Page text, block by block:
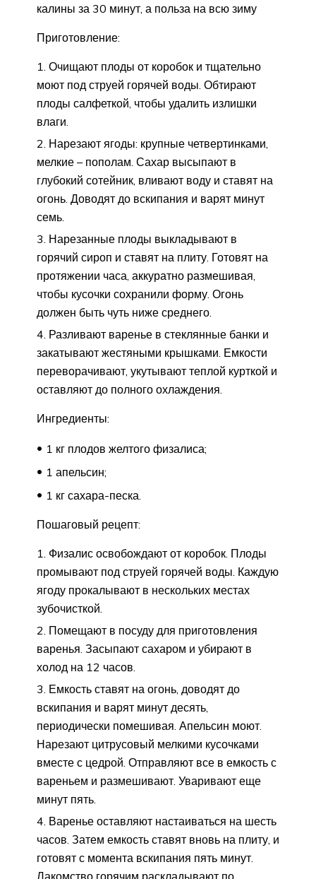
калины за 30 минут, а польза на всю зиму
Приготовление:
Очищают плоды от коробок и тщательно
моют под струей горячей воды. Обтирают
плоды салфеткой, чтобы удалить излишки
влаги.
Нарезают ягоды: крупные четвертинками,
мелкие – пополам. Сахар высыпают в
глубокий сотейник, вливают воду и ставят на
огонь. Доводят до вскипания и варят минут
семь.
Нарезанные плоды выкладывают в
горячий сироп и ставят на плиту. Готовят на
протяжении часа, аккуратно размешивая,
чтобы кусочки сохранили форму. Огонь
должен быть чуть ниже среднего.
Разливают варенье в стеклянные банки и
закатывают жестяными крышками. Емкости
переворачивают, укутывают теплой курткой и
оставляют до полного охлаждения.
Ингредиенты:
1 кг плодов желтого физалиса;
1 апельсин;
1 кг сахара-песка.
Пошаговый рецепт:
Физалис освобождают от коробок. Плоды
промывают под струей горячей воды. Каждую
ягоду прокалывают в нескольких местах
зубочисткой.
Помещают в посуду для приготовления
варенья. Засыпают сахаром и убирают в
холод на 12 часов.
Емкость ставят на огонь, доводят до
вскипания и варят минут десять,
периодически помешивая. Апельсин моют.
Нарезают цитрусовый мелкими кусочками
вместе с цедрой. Отправляют все в емкость с
вареньем и размешивают. Уваривают еще
минут пять.
Варенье оставляют настаиваться на шесть
часов. Затем емкость ставят вновь на плиту, и
готовят с момента вскипания пять минут.
Лакомство горячим раскладывают по